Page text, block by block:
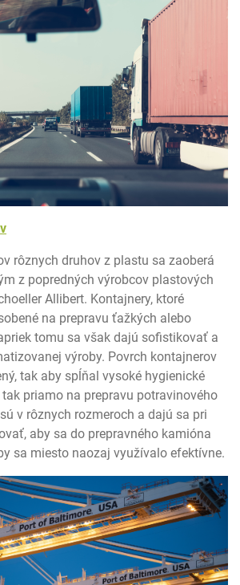
rôznych druhov z plastu sa zaoberá
z popredných výrobcov plastových
Allibert. Kontajnery, ktoré
na prepravu ťažkých alebo
tomu sa však dajú sofistikovať a
výroby. Povrch kontajnerov
tak aby spĺňal vysoké hygienické
priamo na prepravu potravinového
v rôznych rozmeroch a dajú sa pri
aby sa do prepravného kamióna
sa miesto naozaj využívalo efektívne.